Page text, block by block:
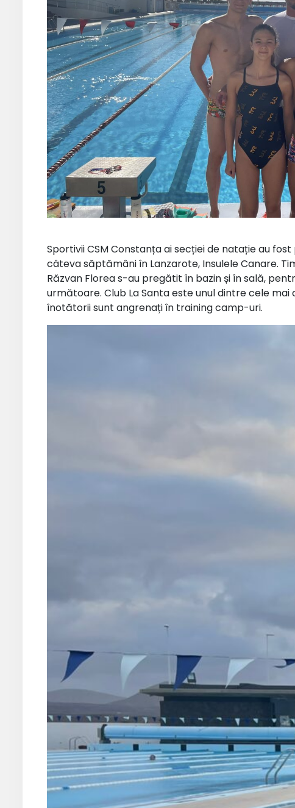
Sportivii CSM Constanța ai secției de natație au
câteva săptămâni în Lanzarote, Insulele Canare.
Răzvan Florea s-au pregătit în bazin și în sală,
următoare. Club La Santa este unul dintre cele
înotătorii sunt angrenați în training camp-uri.